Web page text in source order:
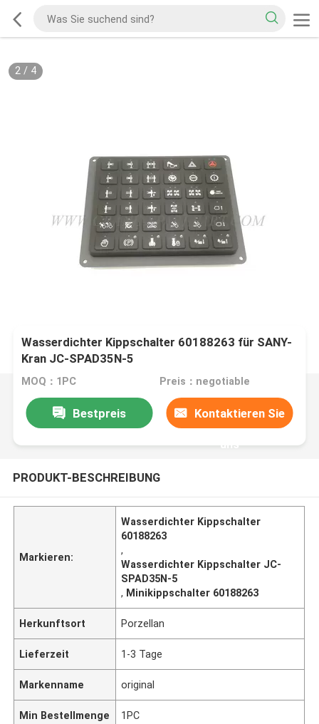
2/ 4
Wasserdichter Kippschalter 60188263 für SANY-
Kran JC-SPAD35N-5
MOQ：1PC Preis：negotiable
Bestpreis Kontaktieren Sie
uns
PRODUKT-BESCHREIBUNG
Markieren:
Wasserdichter Kippschalter
60188263
,
Wasserdichter Kippschalter JC-
SPAD35N-5
, Minikippschalter 60188263
Herkunftsort Porzellan
Lieferzeit 1-3 Tage
Markenname original
Min Bestellmenge 1PC